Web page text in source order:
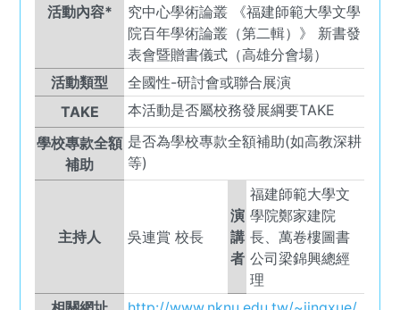
活動內容*
究中心學術論叢 《福建師範大學文學
院百年學術論叢（第二輯）》 新書發
表會暨贈書儀式（高雄分會場）
活動類型
全國性-研討會或聯合展演
TAKE
本活動是否屬校務發展綱要TAKE
學校專款全額
補助
是否為學校專款全額補助(如高教深耕
等)
主持人 吳連賞 校長
演
講
者
福建師範大學文
學院鄭家建院
長、萬卷樓圖書
公司梁錦興總經
理